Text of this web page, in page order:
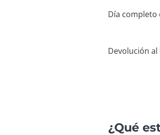
Día completo
Devolución
¿Qué